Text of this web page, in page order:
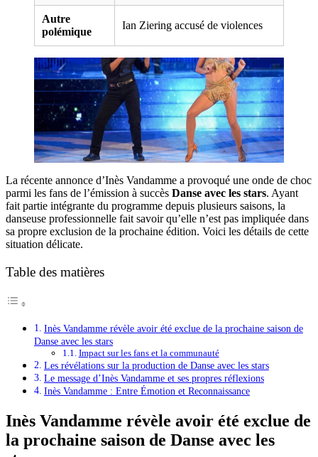
Autre
polémique
Ian Ziering accusé de violences
La récente annonce d’Inès Vandamme a provoqué une onde de choc
parmi les fans de l’émission à succès Danse avec les stars. Ayant
fait partie intégrante du programme depuis plusieurs saisons, la
danseuse professionnelle fait savoir qu’elle n’est pas impliquée dans
sa propre exclusion de la prochaine édition. Voici les détails de cette
situation délicate.
Table des matières
Inès Vandamme révèle avoir été exclue de la prochaine saison de
Danse avec les stars
Impact sur les fans et la communauté
Les révélations sur la production de Danse avec les stars
Le message d’Inès Vandamme et ses propres réflexions
Inès Vandamme : Entre Émotion et Reconnaissance
Inès Vandamme révèle avoir été exclue de
la prochaine saison de Danse avec les